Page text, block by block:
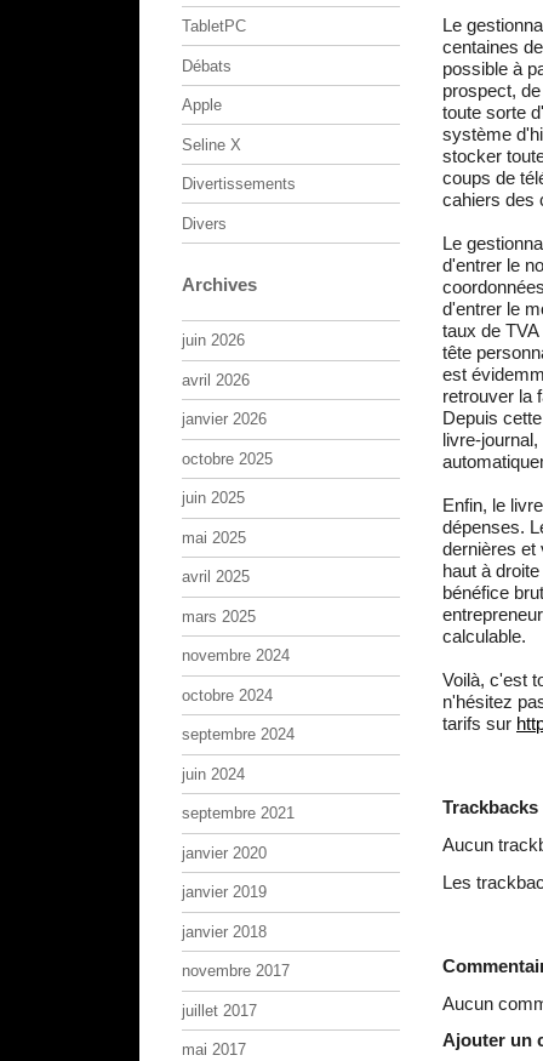
Le
centaines
possible à
prospect,
toute sorte
système
stocker
coups de
cahiers des
Le
d'entrer le
d'entrer le
taux de
tête
est
retrouver la
Depuis
livre-
Enfin, le
dépenses.
dernières et
haut à
bénéfice
calculable.
Voilà, c'est
n'hésitez
tarifs sur
Trackbacks
Aucun
Les
Aucun
Ajouter un
TabletPC
Débats
Apple
Seline X
Divertissements
Divers
Archives
juin 2026
avril 2026
janvier 2026
octobre 2025
juin 2025
mai 2025
avril 2025
mars 2025
novembre 2024
octobre 2024
septembre 2024
juin 2024
septembre 2021
janvier 2020
janvier 2019
janvier 2018
novembre 2017
juillet 2017
mai 2017